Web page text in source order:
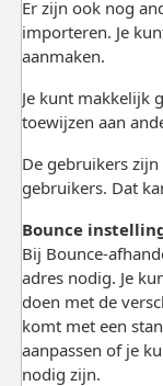
Er zijn ook nog
importeren. Je
aanmaken.
Je kunt makkelijk
toewijzen aan
De gebruikers
gebruikers. Dat
Bounce
Bij Bounce-
adres nodig. Je
doen met de
komt met een
aanpassen of je
nodig zijn.